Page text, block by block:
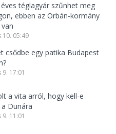
téglagyár szűnhet meg
ebben az Orbán-kormány
10. 05:49
csődbe egy patika Budapest
17:01
a vita arról, hogy kell-e
Dunára
11:01